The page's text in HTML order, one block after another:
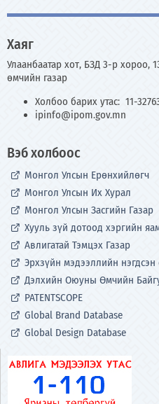
Хаяг
Улаанбаатар хот, БЗД 3-р хороо,
өмчийн газар
Холбоо барих утас: 11-
ipinfo@ipom.gov.mn
Вэб холбоос
Монгол Улсын Ерөнхийлөгч
Монгол Улсын Их Хурал
Монгол Улсын Засгийн Газар
Хууль зүй дотоод хэргийн
Авлигатай Тэмцэх Газар
Эрхзүйн мэдээллийн нэгдсэн
Дэлхийн Оюуны Өмчийн
PATENTSCOPE
Global Brand Database
Global Design Database